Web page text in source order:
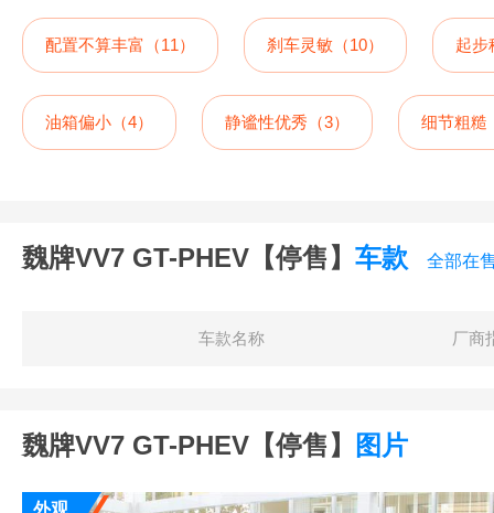
配置不算丰富（11） 刹车灵敏（10） 起步
油箱偏小（4） 静谧性优秀（3） 细节粗糙
魏牌VV7 GT-PHEV【停售】 车款 全部在
车款名称 厂商
魏牌VV7 GT-PHEV【停售】 图片